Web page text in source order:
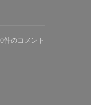
夏
0件のコメント